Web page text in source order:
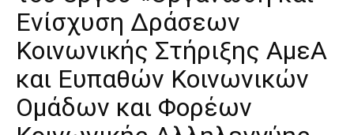
Ενίσχυση Δράσεων
Κοινωνικής Στήριξης ΑμεΑ
και Ευπαθών Κοινωνικών
Ομάδων και Φορέων